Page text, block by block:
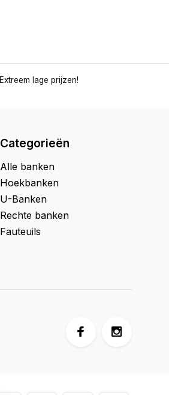
Extreem lage prijzen!
Categorieën
Alle banken
Hoekbanken
U-Banken
Rechte banken
Fauteuils